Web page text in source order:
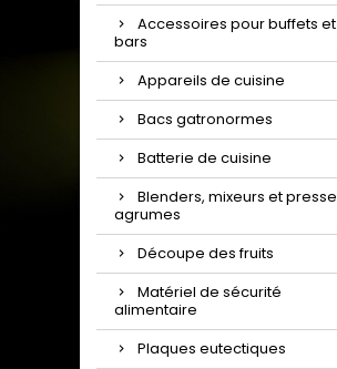
Accessoires pour buffets et
bars
Appareils de cuisine
Bacs gatronormes
Batterie de cuisine
Blenders, mixeurs et presse
agrumes
Découpe des fruits
Matériel de sécurité
alimentaire
Plaques eutectiques